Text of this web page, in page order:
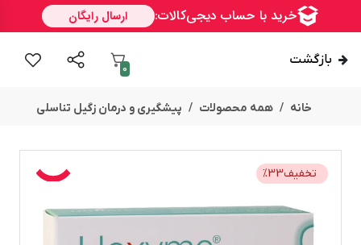
بازگشت
0
خانه همه محصولات پیشگیری و درمان زگیل تناسلی
تخفیف %33